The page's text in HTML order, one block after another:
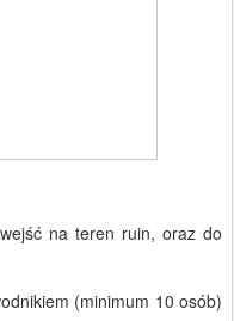
na teren ruin, oraz do
(minimum 10 osób)